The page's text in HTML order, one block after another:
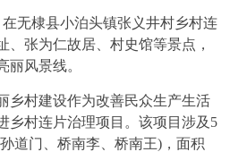
在无棣县小泊头镇张义井村乡村连
、张为仁故居、村史馆等景点，
丽风景线。
乡村建设作为改善民众生产生活
乡村连片治理项目。该项目涉及5
道门、桥南李、桥南王)，面积